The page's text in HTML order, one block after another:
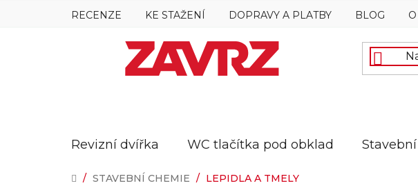
RECENZE KE STAŽENÍ DOPRAVY A PLATBY BLOG
Revizní dvířka WC tlačítka pod obklad
DOMŮ
/ STAVEBNÍ CHEMIE / LEPIDLA A TMELY